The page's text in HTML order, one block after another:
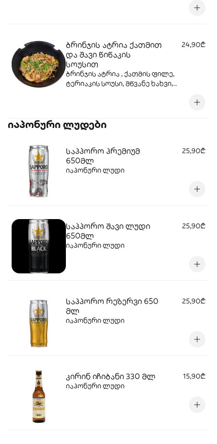
ხახვი, ტერიაკის სოუსი, სეზამი, სოიოს
ბრინჯის ატრია ქათმით
და შავი წიწაკის
სოუსით
24,90₾
ბრინჯის ატრია , ქათმის ფილე,
ტერიაკის სოუსი, მწვანე ხახვი,
ბულგარული, სეზამი, წითელი ხახვი .
იაპონური ლუდები
საპპორო პრემიუმ
650მლ
25,90₾
იაპონური ლუდი
საპპორო შავი ლუდი
650მლ
25,90₾
იაპონური ლუდი
საპპორო რეზერვი 650
მლ
25,90₾
იაპონური ლუდი
კირინ იჩიბანი 330 მლ
15,90₾
იაპონური ლუდი